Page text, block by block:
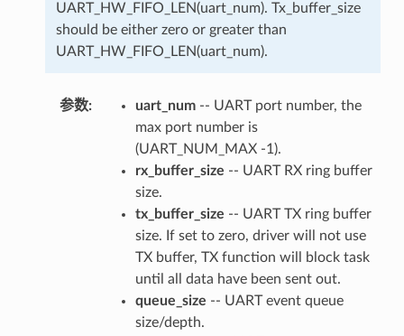
UART_HW_FIFO_LEN(uart_num). Tx_buffer_size
should be either zero or greater than
UART_HW_FIFO_LEN(uart_num).
参数: uart_num-- UART port number, the
max port number is
(UART_NUM_MAX -1).
rx_buffer_size -- UART RX ring buffer
size.
tx_buffer_size -- UART TX ring buffer
size. If set to zero, driver will not use
TX buffer, TX function will block task
until all data have been sent out.
queue_size -- UART event queue
size/depth.